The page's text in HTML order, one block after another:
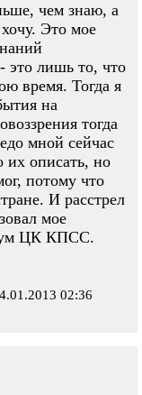
чем знаю, а
Это мое
это лишь то, что
время. Тогда я
на
тогда
мной сейчас
их описать, но
потому что
И расстрел
мое
ЦК КПСС.
02:36